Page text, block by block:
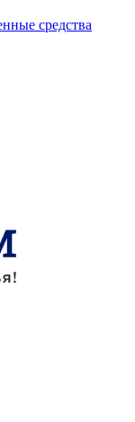
средства